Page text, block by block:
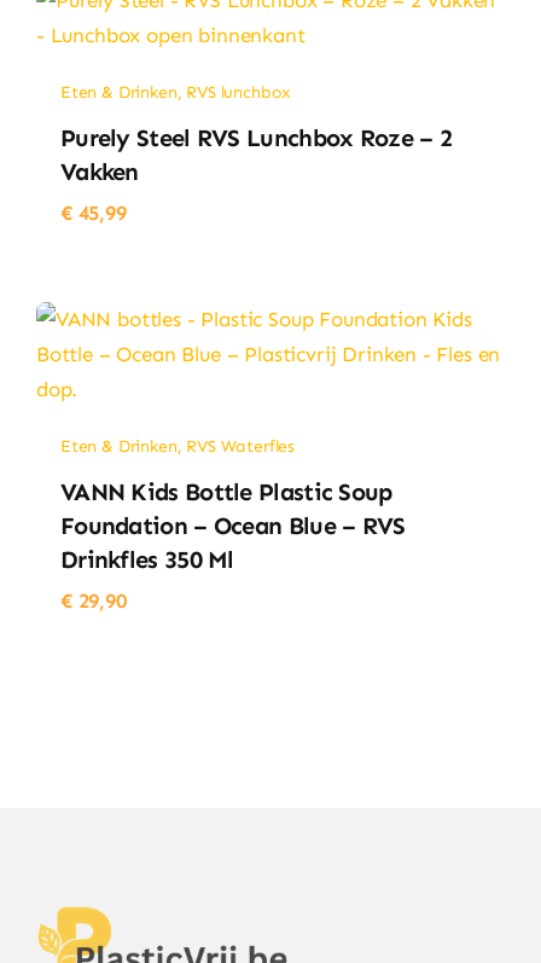
Eten & Drinken, RVS lunchbox
Purely Steel RVS Lunchbox Roze – 2
Vakken
€45,99
Eten & Drinken, RVS Waterfles
VANN Kids Bottle Plastic Soup
Foundation – Ocean Blue – RVS
Drinkfles 350 Ml
€29,90